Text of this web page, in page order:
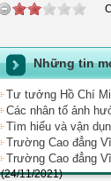
Những tin
Tư tưởng Hồ Chí
Các nhân tố ảnh
Tìm hiểu và vận
Trường Cao đẳng
Trường Cao đẳng
(24/11/2021)